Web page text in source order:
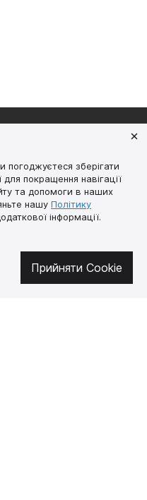
зберігати
покращення навігації
та допомоги в наших
нашу Політику
інформації.
Прийняти Cookie